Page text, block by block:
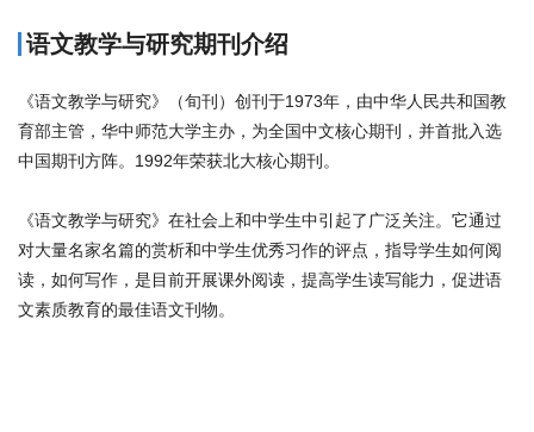
语文教学与研究期刊介绍
《语文教学与研究》（旬刊）创刊于1973年，由中华人民共和国教
育部主管，华中师范大学主办，为全国中文核心期刊，并首批入选
中国期刊方阵。1992年荣获北大核心期刊。
《语文教学与研究》在社会上和中学生中引起了广泛关注。它通过
对大量名家名篇的赏析和中学生优秀习作的评点，指导学生如何阅
读，如何写作，是目前开展课外阅读，提高学生读写能力，促进语
文素质教育的最佳语文刊物。